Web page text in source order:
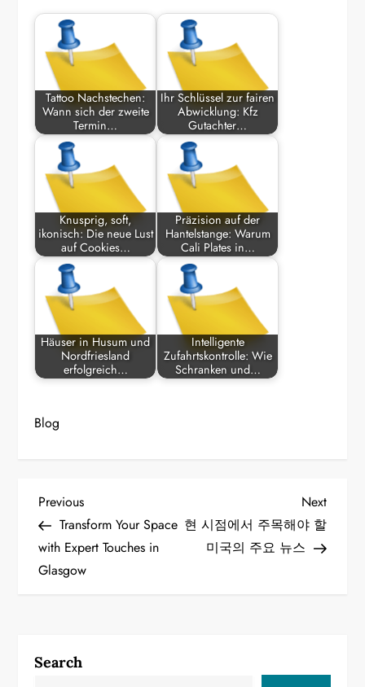
Tattoo Nachstechen:
Wann sich der zweite
Termin…
Ihr Schlüssel zur fairen
Abwicklung: Kfz
Gutachter…
Knusprig, soft,
ikonisch: Die neue Lust
auf Cookies…
Präzision auf der
Hantelstange: Warum
Cali Plates in…
Häuser in Husum und
Nordfriesland
erfolgreich…
Intelligente
Zufahrtskontrolle: Wie
Schranken und…
Blog
P
o
s
n
Previous
Post
Previous
Transform Your Space
with Expert Touches in
Glasgow
Next
Post
Next
현 시점에서 주목해야 할
미국의 주요 뉴스
Search